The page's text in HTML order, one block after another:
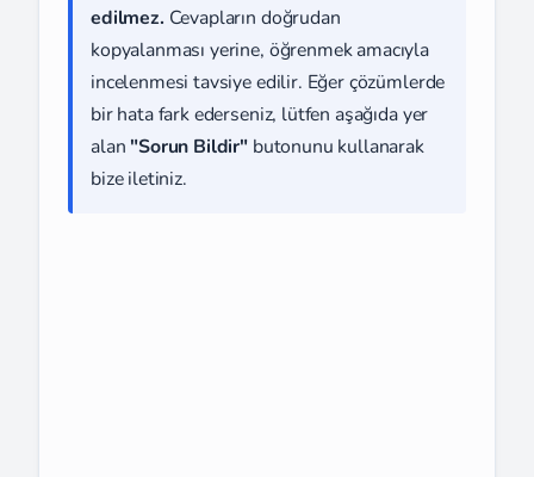
edilmez. Cevapların doğrudan
kopyalanması yerine, öğrenmek amacıyla
incelenmesi tavsiye edilir. Eğer çözümlerde
bir hata fark ederseniz, lütfen aşağıda yer
alan "Sorun Bildir" butonunu kullanarak
bize iletiniz.